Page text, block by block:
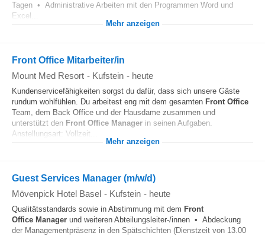
Tagen • Administrative Arbeiten mit den Programmen Word und
Excel...
Mehr anzeigen
Front Office Mitarbeiter/in
Mount Med Resort - Kufstein - heute
Kundenservicefähigkeiten sorgst du dafür, dass sich unsere Gäste
rundum wohlfühlen. Du arbeitest eng mit dem gesamten Front Office
Team, dem Back Office und der Hausdame zusammen und
unterstützt den Front Office Manager in seinen Aufgaben.
Anstellungsart: Vollzeit...
Mehr anzeigen
Guest Services Manager (m/w/d)
Mövenpick Hotel Basel - Kufstein - heute
Qualitätsstandards sowie in Abstimmung mit dem Front
Office Manager und weiteren Abteilungsleiter-/innen • Abdeckung
der Managementpräsenz in den Spätschichten (Dienstzeit von 13.00